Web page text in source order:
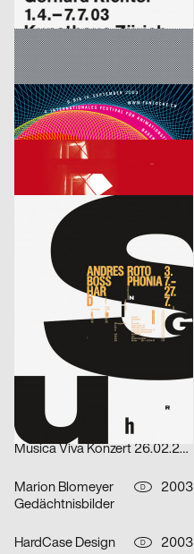
Richter
labor b – Netzwerk für Gestaltung D
2003
Focus Award 2003 – Ausschreibung
Bringolf Irion Vögeli CH
2003
Fantoche 03
blotto design
cyan (Daniela Haufe + Detlef Fiedler) D
2003
20 Jahre Freunde guter Musik
cyan (Daniela Haufe + Detlef Fiedler) D
2003
better days
blotto design
2003
lmn
Musica Viva Konzert 26.02.2003
Marion Blomeyer D
2003
Gedächtnisbilder
HardCase Design D
2003